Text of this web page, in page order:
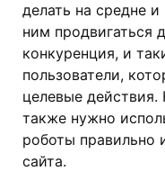
делать на средне
ним продвигаться
конкуренция, и
пользователи,
целевые
также нужно
роботы правильно
сайта.